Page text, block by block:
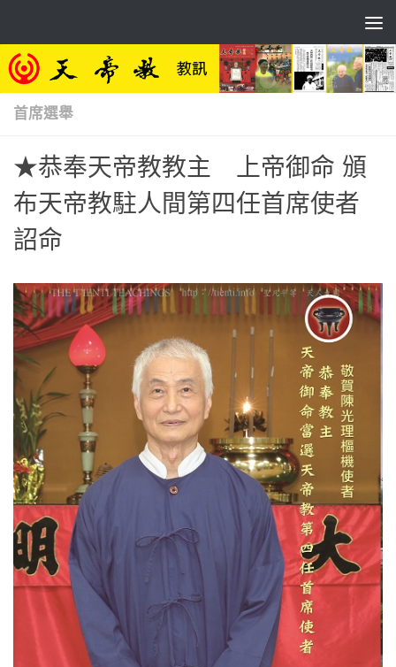
首席選舉
★恭奉天帝教教主 上帝御命 頒
布天帝教駐人間第四任首席使者
詔命